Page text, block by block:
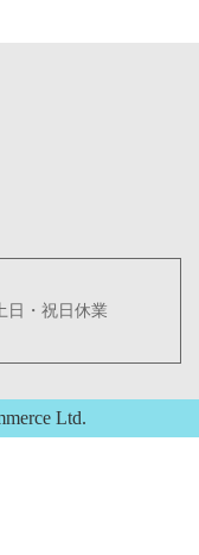
日・祝日休業
Ltd.